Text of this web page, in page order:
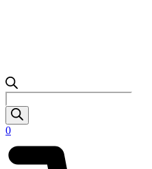
Products
search
0